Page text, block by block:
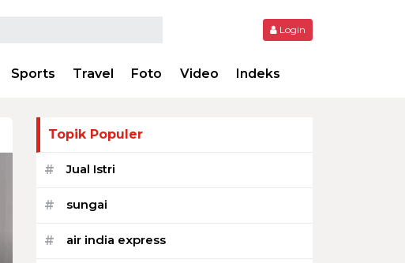
Login
Sports Travel Foto Video Indeks
Topik Populer
# Jual Istri
# sungai
# air india express